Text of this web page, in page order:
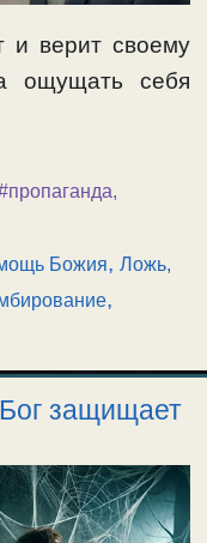
и верит своему
ощущать себя
,
Божия,Ложь,
,
Бог защищает